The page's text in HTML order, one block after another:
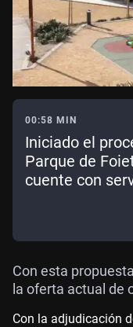
00:58 MIN
Iniciado el
Parque de
cuente con
Con esta
la oferta actual de
Con la adjudicación